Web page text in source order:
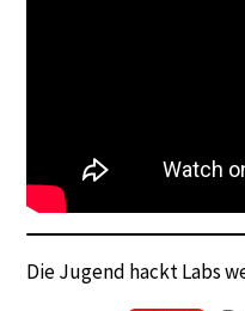
Die Jugend hackt Labs